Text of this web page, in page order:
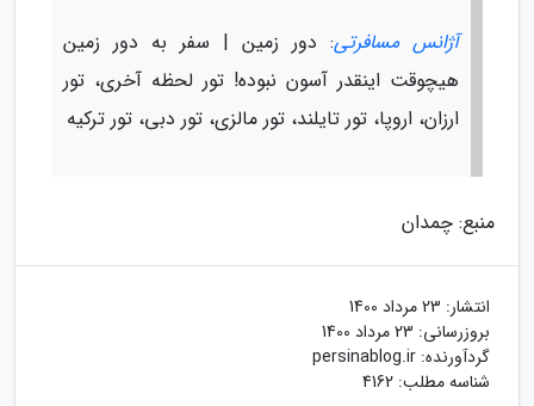
آژانس مسافرتی: دور زمین | سفر به دور زمین
هیچوقت اینقدر آسون نبوده! تور لحظه آخری، تور
ارزان، اروپا، تور تایلند، تور مالزی، تور دبی، تور ترکیه
منبع: چمدان
انتشار: 23 مرداد 1400
بروزرسانی: 23 مرداد 1400
گردآورنده: persinablog.ir
شناسه مطلب: 4162